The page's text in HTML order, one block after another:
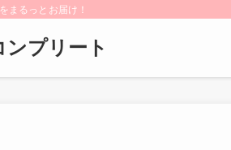
まるっとお届け！
ンプリート